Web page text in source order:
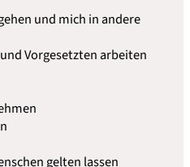
und mich in andere
Vorgesetzten arbeiten
gelten lassen